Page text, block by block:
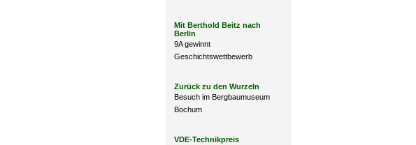
Mit Berthold Beitz nach
Berlin
9A gewinnt
Geschichtswettbewerb
Zurück zu den Wurzeln
Besuch im Bergbaumuseum
Bochum
VDE-Technikpreis